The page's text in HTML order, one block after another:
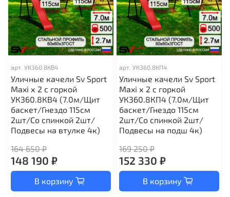
арт. УК360.8КВ4
Уличные качели Sv Sport
Maxi х 2 с горкой
УК360.8КВ4 (7.0м/Щит
баскет/Гнездо 115см
2шт/Со спинкой 2шт/
Подвесы на втулке 4к)
164 650 ₽
148 190 ₽
В корзину
арт. УК360.8КП4
Уличные качели Sv Sport
Maxi х 2 с горкой
УК360.8КП4 (7.0м/Щит
баскет/Гнездо 115см
2шт/Со спинкой 2шт/
Подвесы на подш 4к)
169 250 ₽
152 330 ₽
В корзину